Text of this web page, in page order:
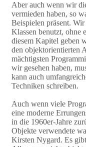
Aber auch wenn wir
vermieden haben, so
Beispielen präsent.
Klassen benutzt, ohne
diesem Kapitel geben
den objektorientierten
mächtigsten
wir gesehen haben,
kann auch
Techniken schreiben.
Auch wenn viele
eine moderne
in die 1960er-Jahre
Objekte verwendete
Kirsten Nygard. Es